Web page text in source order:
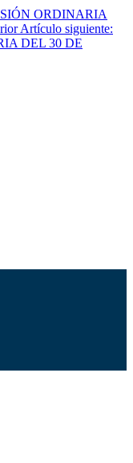
ORDINARIA
Artículo siguiente:
DEL 30 DE